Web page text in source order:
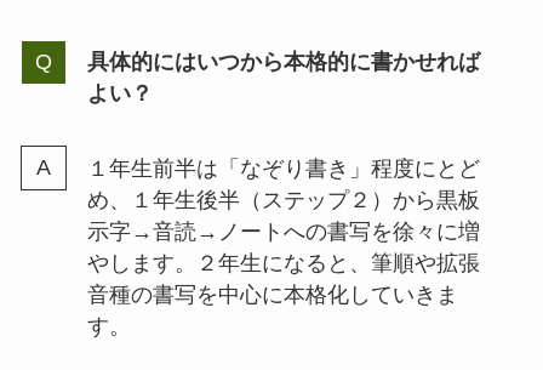
具体的にはいつから本格的に書かせれば
よい？
１年生前半は「なぞり書き」程度にとど
め、１年生後半（ステップ２）から黒板
示字→音読→ノートへの書写を徐々に増
やします。２年生になると、筆順や拡張
音種の書写を中心に本格化していきま
す。